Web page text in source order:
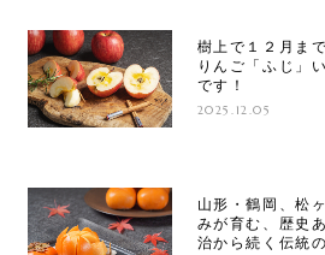
樹上で１２月ま
りんご「ふじ」
です！
2025.12.05
山形・鶴岡、松
みが育む、歴史
治から続く伝統